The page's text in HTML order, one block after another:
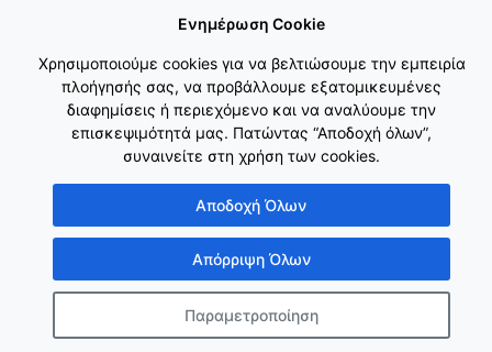
Εθνικό Δίκτυο ΚΑΠ
Copyright © Γενική Γραμματεία Ενωσιακών Πόρων & Υποδομών
Κατασκευή ιστοσελίδαςλimeframe
Ενημέρωση Cookie
Χρησιμοποιούμε cookies για να βελτιώσουμε την εμπειρία
πλοήγησής σας, να προβάλλουμε εξατομικευμένες
διαφημίσεις ή περιεχόμενο και να αναλύουμε την
επισκεψιμότητά μας. Πατώντας “Αποδοχή όλων”,
συναινείτε στη χρήση των cookies.
Αποδοχή Όλων
Απόρριψη Όλων
Παραμετροποίηση